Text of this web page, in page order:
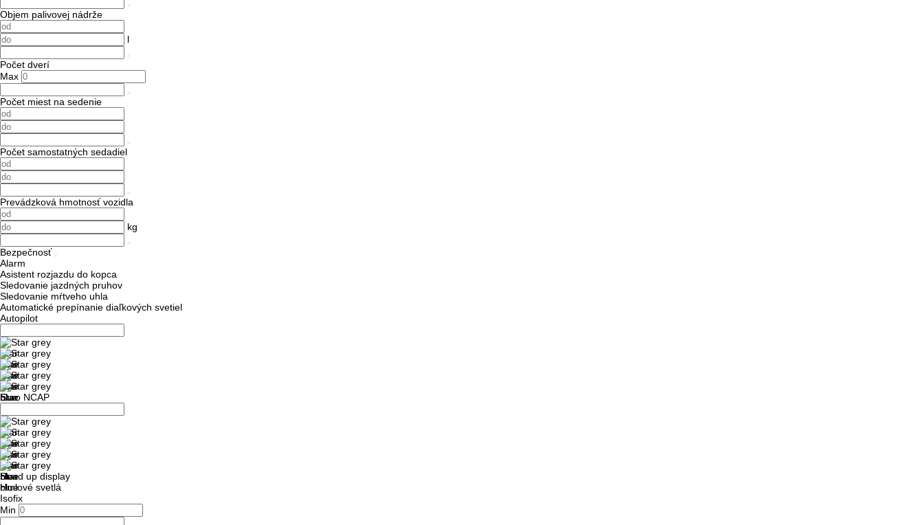
Objem palivovej nádrže
l
Počet dverí
Max
Počet miest na sedenie
Počet samostatných sedadiel
Prevádzková hmotnosť vozidla
kg
Bezpečnosť
Alarm
Asistent rozjazdu do kopca
Sledovanie jazdných pruhov
Sledovanie mŕtveho uhla
Automatické prepínanie diaľkových svetiel
Autopilot
Euro NCAP
Head up display
Hmlové svetlá
Isofix
Min